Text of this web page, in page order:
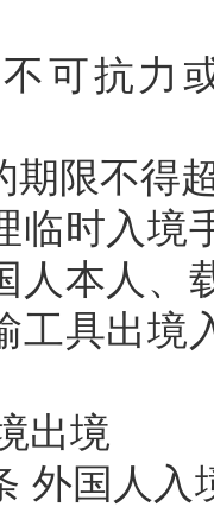
不可抗力
期限不得
临时入境
人本人、
工具出境
出境
外国人入